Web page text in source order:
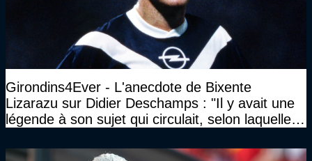
Girondins4Ever - L'anecdote de Bixente
Lizarazu sur Didier Deschamps : "Il y avait une
légende à son sujet qui circulait, selon laquelle il